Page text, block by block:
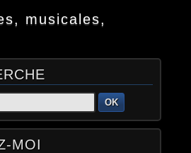
musicales,
OK
MOI